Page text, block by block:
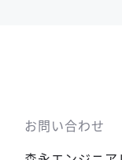
お問い合わせ